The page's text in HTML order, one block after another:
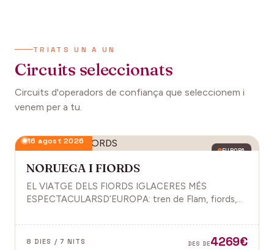
TRIATS UN A UN
Circuits seleccionats
Circuits d'operadors de confiança que seleccionem i
venem per a tu.
EUROPA
16 agost 2026
NORUEGA I FIORDS
EL VIATGE DELS FIORDS IGLACERES MÉS
ESPECTACULARSD’EUROPA: tren de Flam, fiords,
8 DIES / 7 NITS DES DE4269€